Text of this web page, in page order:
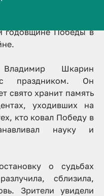
медицинском
годовщине Победы в
Владимир Шкарин
с праздником. Он
свято хранит память
уходивших на
кто ковал Победу в
науку и
о судьбах
сблизила,
Зрители увидели